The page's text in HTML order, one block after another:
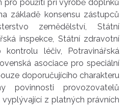
pro použití při výrobě doplňků
základě konsensu zástupců
zemědělství, Státní
inspekce, Státní zdravotní
léčiv, Potravinářská
asociace pro speciální
doporučujícího charakteru
povinnosti provozovatelů
z platných právních